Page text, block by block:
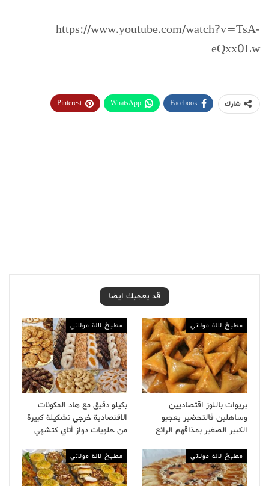
https://www.youtube.com/watch?v=TsA-
eQxx0Lw
شارك Facebook
WhatsApp
Pinterest
قد يعجبك ايضا
مطبخ لالة مولاتي
بريوات باللوز اقتصاديين
وساهلين فالتحضير يعجبو
الكبير الصغير بمذاقهم الرائع
مطبخ لالة مولاتي
بكيلو دقيق مع هاد المكونات
الاقتصادية خرجي تشكيلة كبيرة
من حلويات دواز أتاي كتشهي
مطبخ لالة مولاتي مطبخ لالة مولاتي